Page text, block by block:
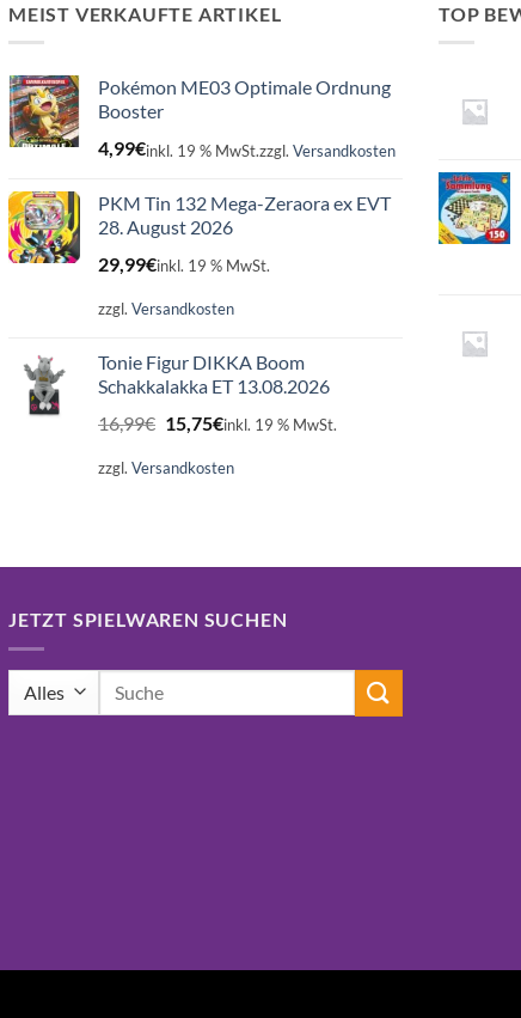
MEIST VERKAUFTE ARTIKEL
Pokémon ME03 Optimale Ordnung
Booster
4,99€inkl. 19 % MwSt.zzgl. Versandkosten
PKM Tin 132 Mega-Zeraora ex EVT
28. August 2026
29,99€inkl. 19 % MwSt.
zzgl. Versandkosten
Tonie Figur DIKKA Boom
Schakkalakka ET 13.08.2026
16,99€ Ursprünglicher
Preis
war:
15,75€Aktueller
ist:
inkl. 19 % MwSt.
zzgl. Versandkosten
TOP
JETZT SPIELWAREN SUCHEN
Suchen
nach: